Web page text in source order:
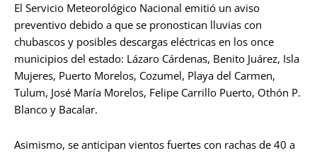
El Servicio Meteorológico Nacional emitió un aviso
preventivo debido a que se pronostican lluvias con
chubascos y posibles descargas eléctricas en los once
municipios del estado: Lázaro Cárdenas, Benito Juárez, Isla
Mujeres, Puerto Morelos, Cozumel, Playa del Carmen,
Tulum, José María Morelos, Felipe Carrillo Puerto, Othón P.
Blanco y Bacalar.
Asimismo, se anticipan vientos fuertes con rachas de 40 a